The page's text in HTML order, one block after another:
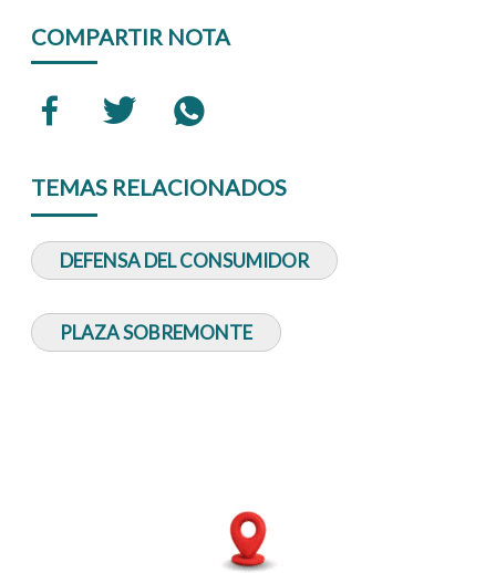
COMPARTIR NOTA
TEMAS RELACIONADOS
DEFENSA DEL CONSUMIDOR
PLAZA SOBREMONTE